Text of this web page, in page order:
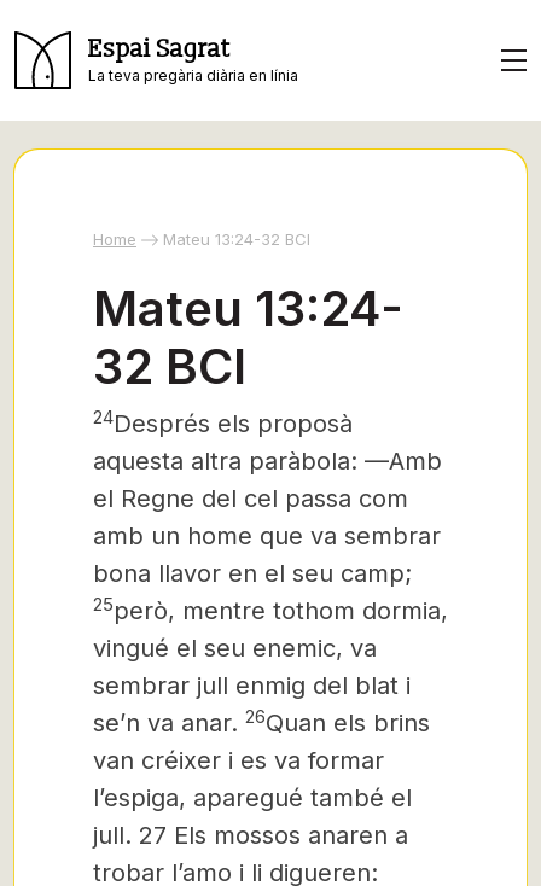
Espai Sagrat
La teva pregària diària en línia
Home Mateu 13:24-32 BCI
Mateu 13:24-
32 BCI
24Després els proposà
aquesta altra paràbola: —Amb
el Regne del cel passa com
amb un home que va sembrar
bona llavor en el seu camp;
25però, mentre tothom dormia,
vingué el seu enemic, va
sembrar jull enmig del blat i
se’n va anar. 26Quan els brins
van créixer i es va formar
l’espiga, aparegué també el
jull. 27 Els mossos anaren a
trobar l’amo i li digueren: